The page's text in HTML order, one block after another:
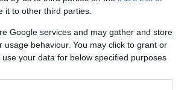
it to other third parties.
Google services and may gather and store
behaviour. You may click to grant or
your data for below specified purposes
M3 széria
fokozták a